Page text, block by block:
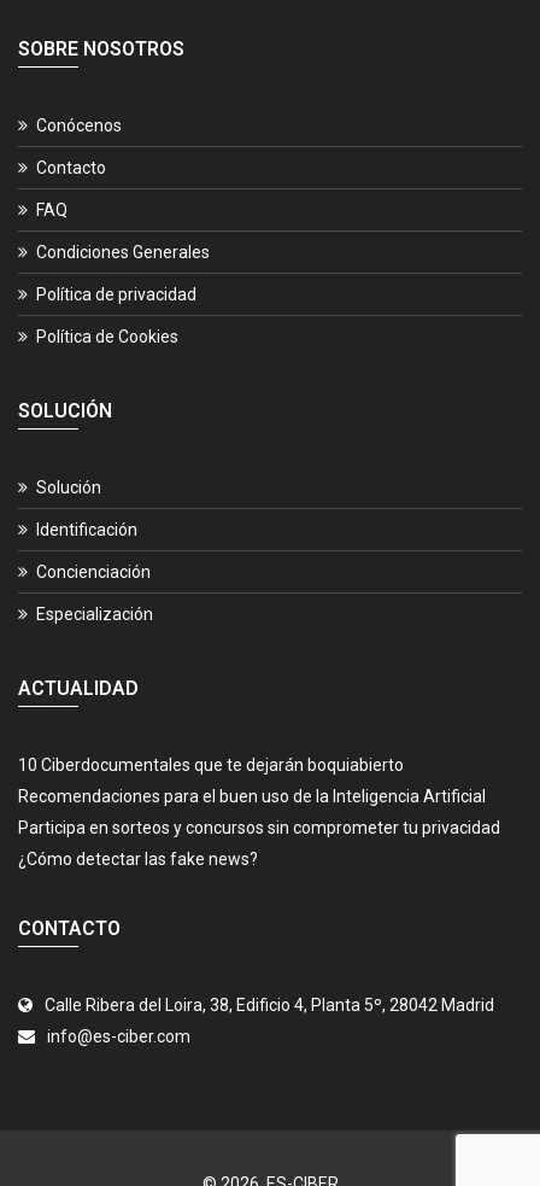
SOBRE NOSOTROS
Conócenos
Contacto
FAQ
Condiciones Generales
Política de privacidad
Política de Cookies
SOLUCIÓN
Solución
Identificación
Concienciación
Especialización
ACTUALIDAD
10 Ciberdocumentales que te dejarán boquiabierto
Recomendaciones para el buen uso de la Inteligencia Artificial
Participa en sorteos y concursos sin comprometer tu privacidad
¿Cómo detectar las fake news?
CONTACTO
Calle Ribera del Loira, 38, Edificio 4, Planta 5º, 28042 Madrid
info@es-ciber.com